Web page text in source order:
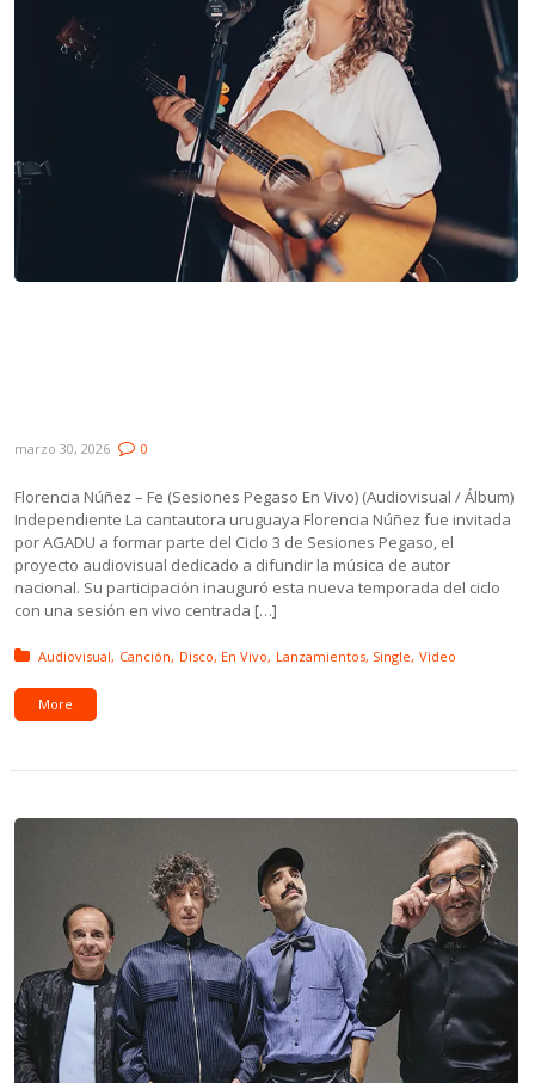
marzo 30, 2026 0
Florencia Núñez – Fe (Sesiones Pegaso En Vivo) (Audiovisual / Álbum)
Independiente La cantautora uruguaya Florencia Núñez fue invitada
por AGADU a formar parte del Ciclo 3 de Sesiones Pegaso, el
proyecto audiovisual dedicado a difundir la música de autor
nacional. Su participación inauguró esta nueva temporada del ciclo
con una sesión en vivo centrada […]
Posted in:
Audiovisual Canción Disco En Vivo Lanzamientos Single Video
More